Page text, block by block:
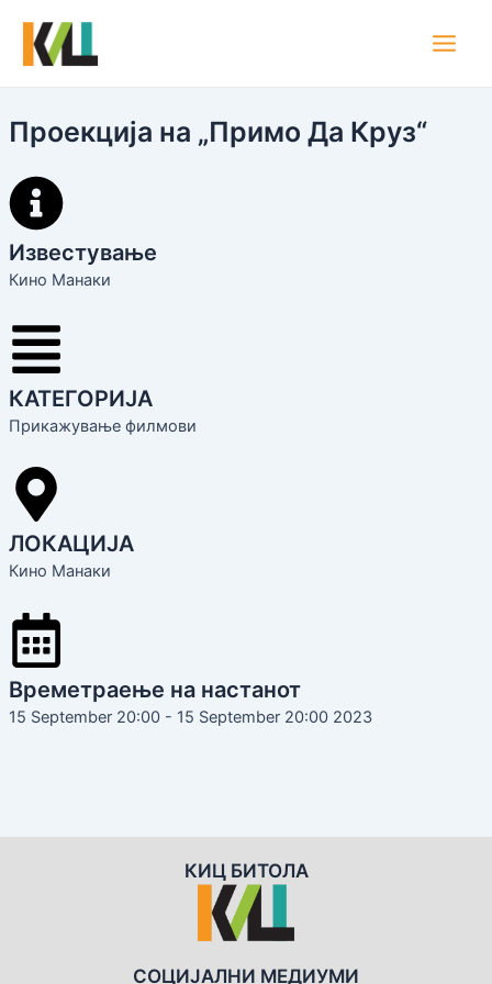
content
Проекција на „Примо Да Круз“
Известување
Кино Манаки
КАТЕГОРИЈА
Прикажување филмови
ЛОКАЦИЈА
Кино Манаки
Времетраење на настанот
15 September 20:00 - 15 September 20:00 2023
КИЦ БИТОЛА
СОЦИЈАЛНИ МЕДИУМИ